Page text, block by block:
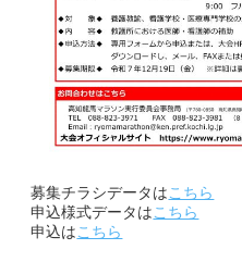
募集チラシデータはこちら
申込様式データはこちら
申込はこちら